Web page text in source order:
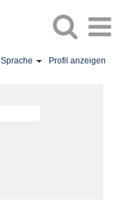
Sprache Profil anzeigen